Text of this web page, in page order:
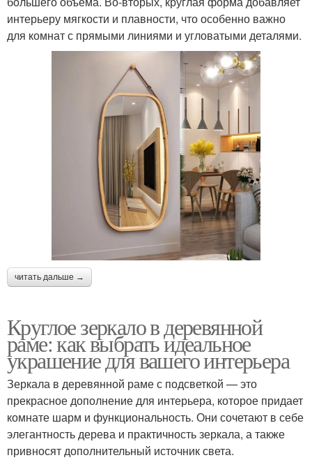
интерьеру мягкости и плавности, что особенно важно
для комнат с прямыми линиями и угловатыми деталями.
читать дальше →
Круглое зеркало в деревянной
раме: как выбрать идеальное
украшение для вашего интерьера
Зеркала в деревянной раме с подсветкой — это
прекрасное дополнение для интерьера, которое придает
комнате шарм и функциональность. Они сочетают в себе
элегантность дерева и практичность зеркала, а также
привносят дополнительный источник света.